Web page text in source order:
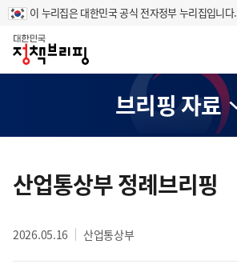
이 누리집은 대한민국 공식 전자정부 누리집입니다.
홈
브리핑 자료
츠
역
산업통상부 정례브리핑
2026.05.16 산업통상부